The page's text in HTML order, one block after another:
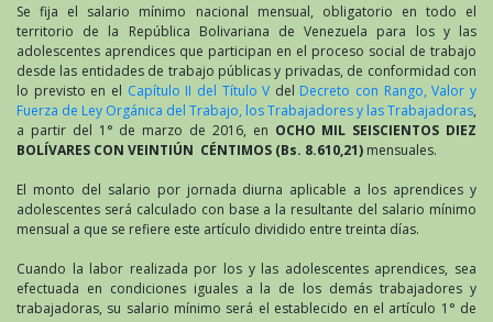
Se fija el salario mínimo nacional mensual, obligatorio en todo el
territorio de la República Bolivariana de Venezuela para los y las
adolescentes aprendices que participan en el proceso social de trabajo
desde las entidades de trabajo públicas y privadas, de conformidad con
lo previsto en el Capítulo II del Título V del Decreto con Rango, Valor y
Fuerza de Ley Orgánica del Trabajo, los Trabajadores y las Trabajadoras,
a partir del 1° de marzo de 2016, en OCHO MIL SEISCIENTOS DIEZ
BOLÍVARES CON VEINTIÚN CÉNTIMOS (Bs. 8.610,21) mensuales.
El monto del salario por jornada diurna aplicable a los aprendices y
adolescentes será calculado con base a la resultante del salario mínimo
mensual a que se refiere este artículo dividido entre treinta días.
Cuando la labor realizada por los y las adolescentes aprendices, sea
efectuada en condiciones iguales a la de los demás trabajadores y
trabajadoras, su salario mínimo será el establecido en el artículo 1° de